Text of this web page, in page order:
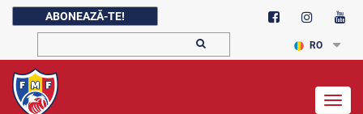
ABONEAZĂ-TE!
RO